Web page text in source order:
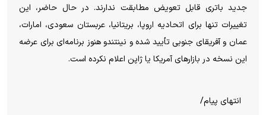
جدید باتری قابل تعویض مطابقت ندارند. در حال حاضر، این
تغییرات تنها برای اتحادیه اروپا، بریتانیا، عربستان سعودی، امارات،
عمان و آفریقای جنوبی تأیید شده و نینتندو هنوز برنامه‌ای برای عرضه
این نسخه در بازار‌های آمریکا یا ژاپن اعلام نکرده است.
انتهای پیام/